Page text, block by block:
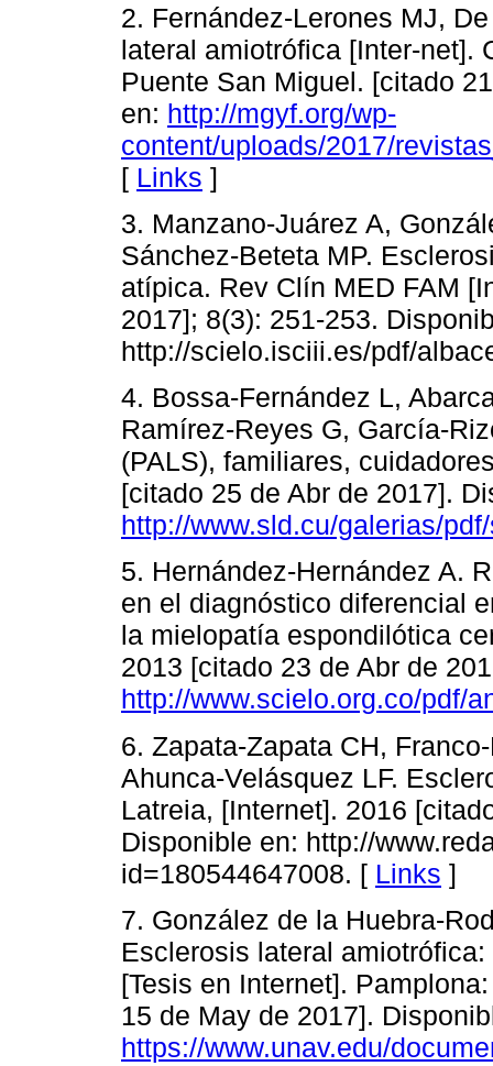
2. Fernández-Lerones MJ,
lateral amiotrófica [Inter-net].
Puente San Miguel. [citado
en: http://mgyf.org/wp-
content/uploads/2017/
[ Links ]
3. Manzano-Juárez A,
Sánchez-Beteta MP.
atípica. Rev Clín MED FAM
2017]; 8(3): 251-253.
http://scielo.isciii.es/pdf/
4. Bossa-Fernández L,
Ramírez-Reyes G, García-
(PALS), familiares,
[citado 25 de Abr de 2017].
http://www.sld.cu/galerias/
5. Hernández-Hernández A.
en el diagnóstico diferencial
la mielopatía espondilótica
2013 [citado 23 de Abr de
http://www.scielo.org.co/pdf/
6. Zapata-Zapata CH,
Ahunca-Velásquez LF.
Latreia, [Internet]. 2016
Disponible en: http://
id=180544647008. [ Links ]
7. González de la Huebra-
Esclerosis lateral
[Tesis en Internet].
15 de May de 2017].
https://www.unav.edu/